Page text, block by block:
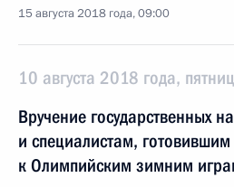
15 августа 2018 года, 09:00
10 августа 2018 года,
Вручение государственных
и специалистам,
к Олимпийским зимним